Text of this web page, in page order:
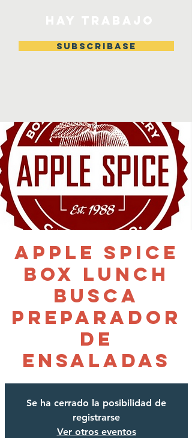
Subscribase
Apple Spice
Box Lunch
busca
Preparador
de
Ensaladas
Se ha cerrado la posibilidad de
registrarse
Ver otros eventos